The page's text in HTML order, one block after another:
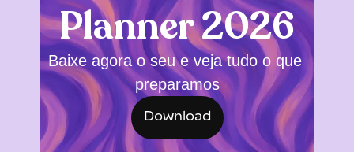
Planner 2026
Baixe agora o seu e veja tudo o que
preparamos
Download